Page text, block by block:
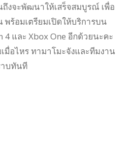
งจะพัฒนาให้เสร็จสมบูรณ์ เพื่อ
พร้อมเตรียมเปิดให้บริการบน
และ Xbox One อีกด้วยนะคะ
มื่อไหร ทามาโมะจังและทีมงาน
บทันที